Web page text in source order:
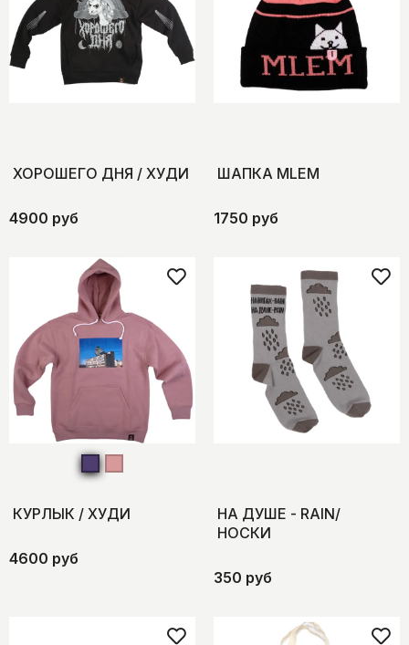
ХОРОШЕГО ДНЯ / ХУДИ
4900 руб
ШАПКА MLEM
1750 руб
КУРЛЫК / ХУДИ
4600 руб
НА ДУШЕ - RAIN/
НОСКИ
350 руб